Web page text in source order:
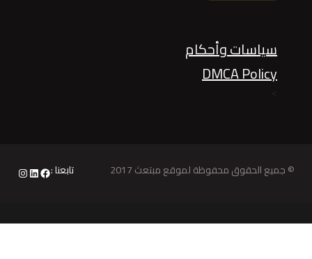
سياسات وأحكام
DMCA Policy
© جميع الحقوق محفوظة لموقع مبتعث 2017 تابعنا :Facebook
LinkedIn